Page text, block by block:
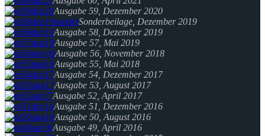
Ausgabe 59, Dezember 2020
Sonderbeilage, Dezember 2019
Ausgabe 58, Dezember 2019
Ausgabe 57, Mai 2019
Ausgabe 56, November 2018
Ausgabe 55, Mai 2018
Ausgabe 54, Dezember 2017
Ausgabe 53, August 2017
Ausgabe 52, April 2017
Ausgabe 51, Dezember 2016
Ausgabe 50, August 2016
Ausgabe 49, April 2016